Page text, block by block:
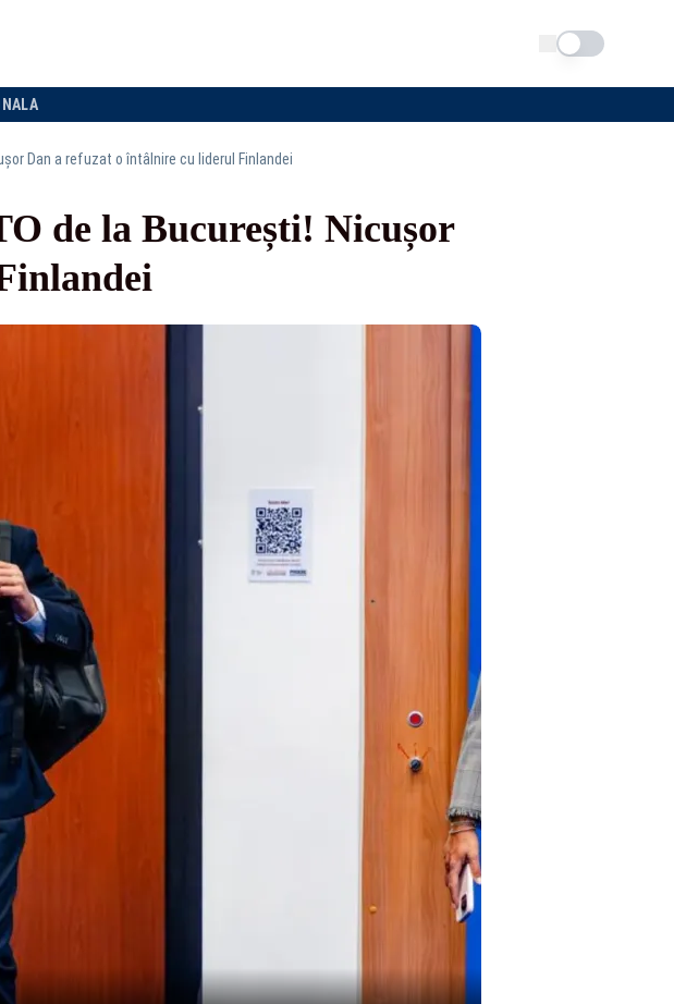
Schimba tema
Dan a refuzat o întâlnire cu liderul Finlandei
de la București! Nicușor